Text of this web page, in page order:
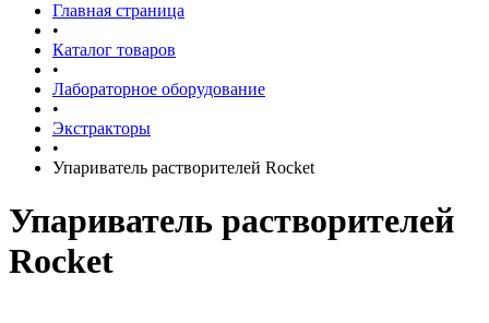
Главная страница
•
Каталог товаров
•
Лабораторное оборудование
•
Экстракторы
•
Упариватель растворителей Rocket
Упариватель растворителей
Rocket